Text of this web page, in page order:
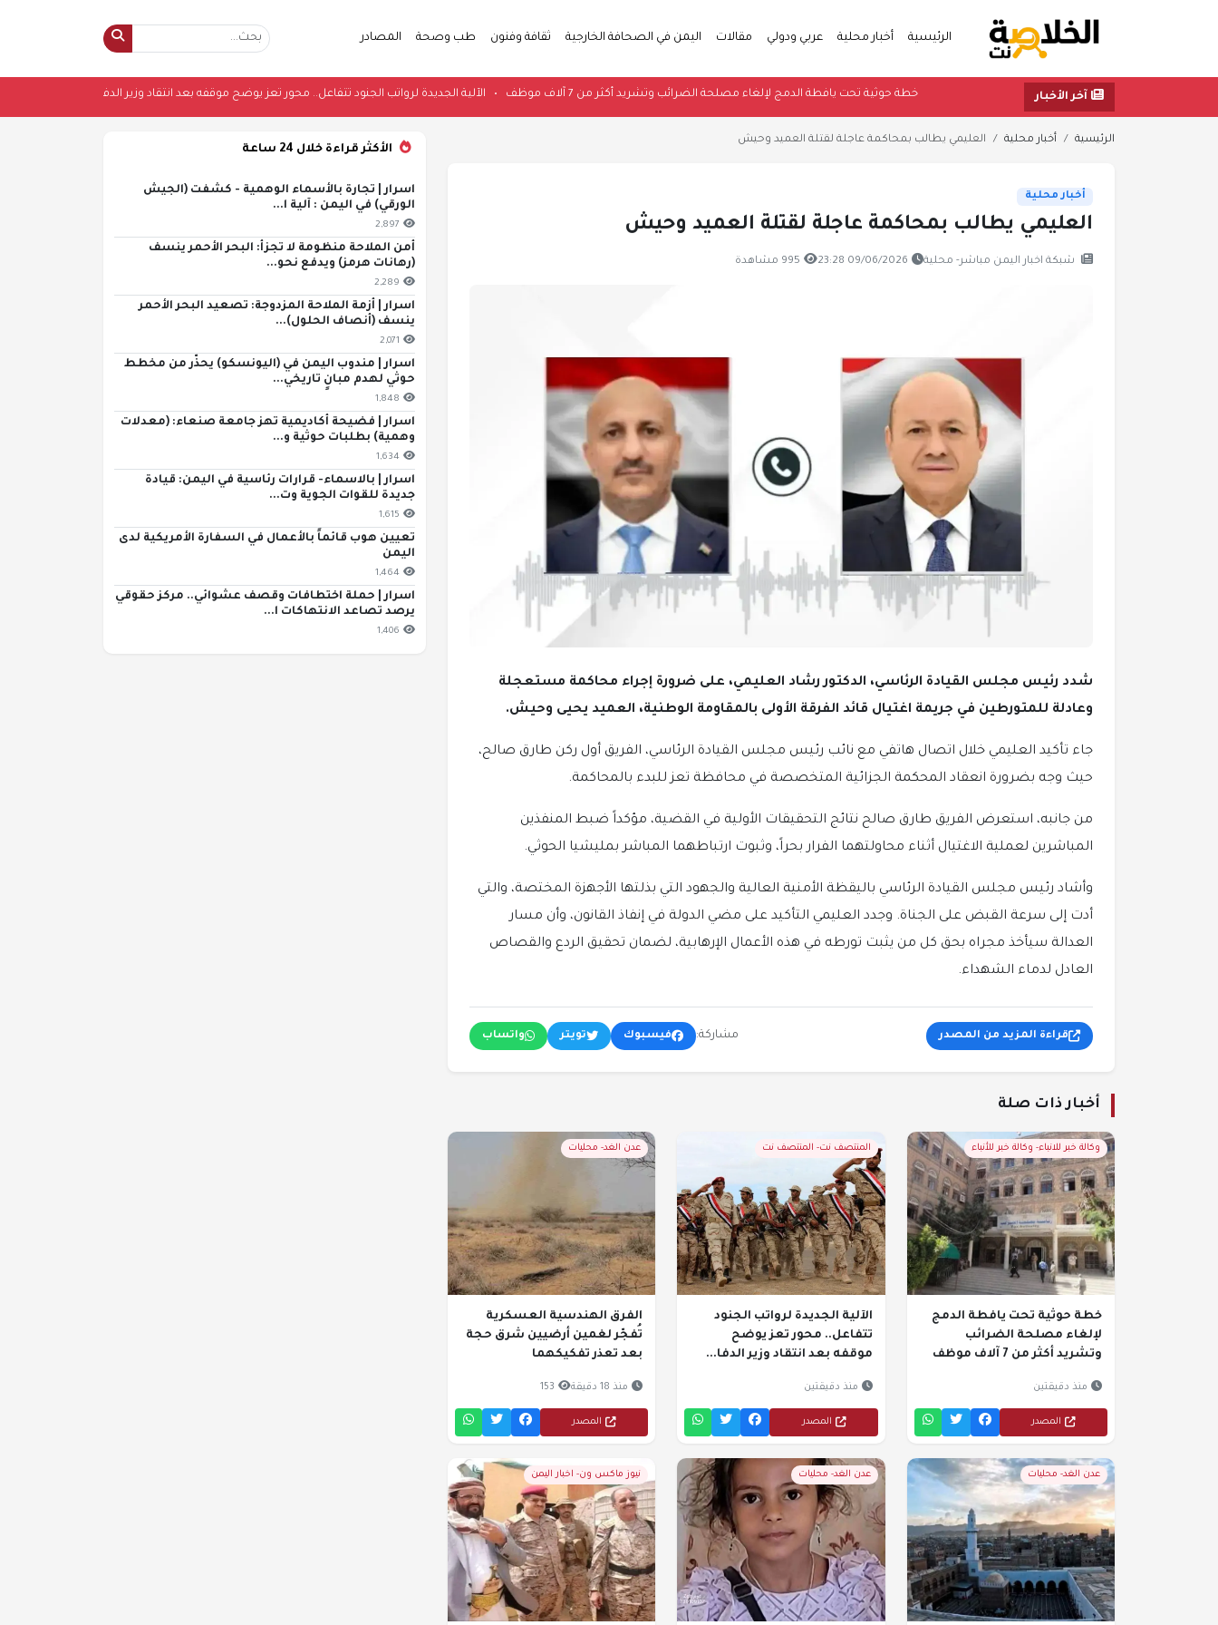
الرئيسية أخبار محلية عربي ودولي مقالات اليمن في الصحافة الخارجية ثقافة وفنون طب وصحة المصادر
آخر الأخبار خطة حوثية تحت يافطة الدمج لإلغاء مصلحة الضرائب وتشريد أكثر من 7 آلاف موظف •الآلية الجديدة لرواتب الجنود تتفاعل.. محور تعز يوضح موقفه بعد انتقاد وزير الدفاع
الرئيسية أخبار محلية العليمي يطالب بمحاكمة عاجلة لقتلة العميد وحيش
أخبار محلية
العليمي يطالب بمحاكمة عاجلة لقتلة العميد وحيش
شبكة اخبار اليمن مباشر- محلية 09/06/2026 23:28 995 مشاهدة
شدد رئيس مجلس القيادة الرئاسي، الدكتور رشاد العليمي، على ضرورة إجراء محاكمة مستعجلة
وعادلة للمتورطين في جريمة اغتيال قائد الفرقة الأولى بالمقاومة الوطنية، العميد يحيى وحيش.
جاء تأكيد العليمي خلال اتصال هاتفي مع نائب رئيس مجلس القيادة الرئاسي، الفريق أول ركن طارق صالح،
حيث وجه بضرورة انعقاد المحكمة الجزائية المتخصصة في محافظة تعز للبدء بالمحاكمة.
من جانبه، استعرض الفريق طارق صالح نتائج التحقيقات الأولية في القضية، مؤكداً ضبط المنفذين
المباشرين لعملية الاغتيال أثناء محاولتهما الفرار بحراً، وثبوت ارتباطهما المباشر بمليشيا الحوثي.
وأشاد رئيس مجلس القيادة الرئاسي باليقظة الأمنية العالية والجهود التي بذلتها الأجهزة المختصة، والتي
أدت إلى سرعة القبض على الجناة. وجدد العليمي التأكيد على مضي الدولة في إنفاذ القانون، وأن مسار
العدالة سيأخذ مجراه بحق كل من يثبت تورطه في هذه الأعمال الإرهابية، لضمان تحقيق الردع والقصاص
العادل لدماء الشهداء.
قراءة المزيد من المصدر مشاركة: فيسبوك تويتر واتساب
أخبار ذات صلة
وكالة خبر للانباء- وكالة خبر للأنباء
خطة حوثية تحت يافطة الدمج
لإلغاء مصلحة الضرائب
وتشريد أكثر من 7 آلاف موظف
منذ دقيقتين
المصدر
المنتصف نت- المنتصف نت
الآلية الجديدة لرواتب الجنود
تتفاعل.. محور تعز يوضح
موقفه بعد انتقاد وزير الدفا...
منذ دقيقتين
المصدر
عدن الغد- محليات
الفرق الهندسية العسكرية
تُفجّر لغمين أرضيين شرق حجة
بعد تعذر تفكيكهما
منذ 18 دقيقة 153
المصدر
عدن الغد- محليات عدن الغد- محليات نيوز ماكس ون- اخبار اليمن
الأكثر قراءة خلال 24 ساعة
اسرار | تجارة بالأسماء الوهمية - كشفت (الجيش
الورقي) في اليمن : آلية ا...
2,897
أمن الملاحة منظومة لا تجزأ: البحر الأحمر ينسف
(رهانات هرمز) ويدفع نحو...
2,289
اسرار | أزمة الملاحة المزدوجة: تصعيد البحر الأحمر
ينسف (أنصاف الحلول)...
2,071
اسرار | مندوب اليمن في (اليونسكو) يحذّر من مخطط
حوثي لهدم مبانٍ تاريخي...
1,848
اسرار | فضيحة أكاديمية تهز جامعة صنعاء: (معدلات
وهمية) بطلبات حوثية و...
1,634
اسرار | بالاسماء- قرارات رئاسية في اليمن: قيادة
جديدة للقوات الجوية وت...
1,615
تعيين هوب قائماً بالأعمال في السفارة الأمريكية لدى
اليمن
1,464
اسرار | حملة اختطافات وقصف عشوائي.. مركز حقوقي
يرصد تصاعد الانتهاكات ا...
1,406